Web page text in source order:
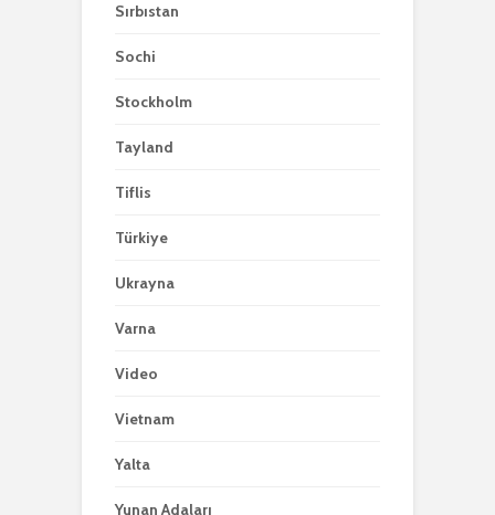
Sırbıstan
Sochi
Stockholm
Tayland
Tiflis
Türkiye
Ukrayna
Varna
Video
Vietnam
Yalta
Yunan Adaları